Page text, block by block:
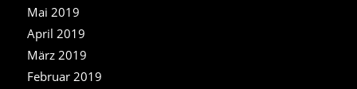
Mai 2019
April 2019
März 2019
Februar 2019